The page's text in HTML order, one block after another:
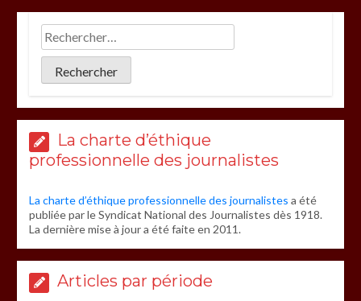
La charte d’éthique
professionnelle des journalistes
La charte d’éthique professionnelle des journalistes a été
publiée par le Syndicat National des Journalistes dès 1918.
La dernière mise à jour a été faite en 2011.
Articles par période